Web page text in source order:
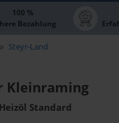
100 %
Bezahlung
Steyr-Land
Kleinraming
Standard